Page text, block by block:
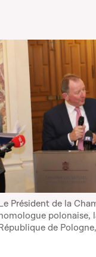
Président de la
polonaise,
de